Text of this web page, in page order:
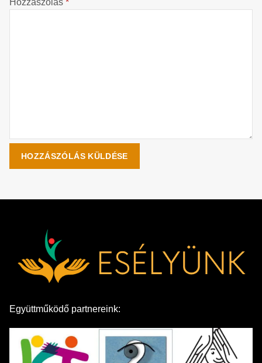
Hozzászólás *
Együttműködő partnereink: